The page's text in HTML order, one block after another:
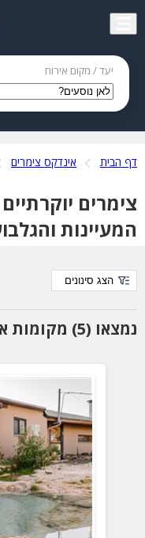
יעד / מקום אירוח
דף הבית אינדקס צימרים
צימרים
המעיינות
נמצאו (5) מקומות אירוח
הצג סינונים